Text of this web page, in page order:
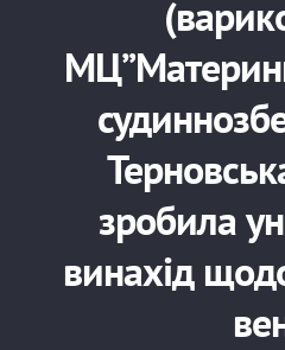
зробила
винахід